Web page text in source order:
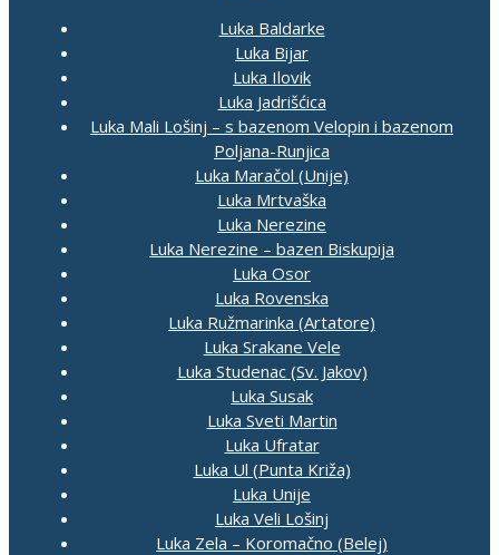
Luka Baldarke
Luka Bijar
Luka Ilovik
Luka Jadrišćica
Luka Mali Lošinj – s bazenom Velopin i bazenom
Poljana-Runjica
Luka Maračol (Unije)
Luka Mrtvaška
Luka Nerezine
Luka Nerezine – bazen Biskupija
Luka Osor
Luka Rovenska
Luka Ružmarinka (Artatore)
Luka Srakane Vele
Luka Studenac (Sv. Jakov)
Luka Susak
Luka Sveti Martin
Luka Ufratar
Luka Ul (Punta Križa)
Luka Unije
Luka Veli Lošinj
Luka Zela – Koromačno (Belej)